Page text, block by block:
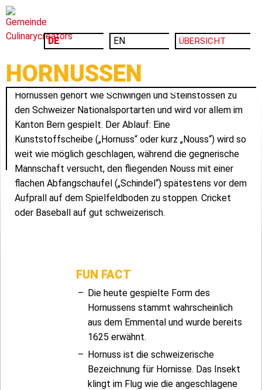
DE EN ÜBERSICHT
HORNUSSEN
Hornussen gehört wie Schwingen und Steinstossen zu
den Schweizer Nationalsportarten und wird vor allem im
Kanton Bern gespielt. Der Ablauf: Eine
Kunststoffscheibe („Hornuss“ oder kurz „Nouss“) wird so
weit wie möglich geschlagen, während die gegnerische
Mannschaft versucht, den fliegenden Nouss mit einer
flachen Abfangschaufel („Schindel“) spätestens vor dem
Aufprall auf dem Spielfeldboden zu stoppen. Cricket
oder Baseball auf gut schweizerisch.
FUN FACT
Die heute gespielte Form des
Hornussens stammt wahrscheinlich
aus dem Emmental und wurde bereits
1625 erwähnt.
Hornuss ist die schweizerische
Bezeichnung für Hornisse. Das Insekt
klingt im Flug wie die angeschlagene